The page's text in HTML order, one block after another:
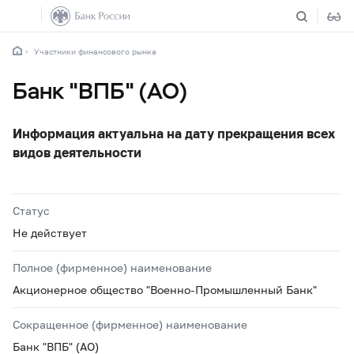
Участники финансового рынка
Банк "ВПБ" (АО)
Информация актуальна на дату прекращения всех
видов деятельности
Статус
Не действует
Полное (фирменное) наименование
Акционерное общество "Военно-Промышленный Банк"
Сокращенное (фирменное) наименование
Банк "ВПБ" (АО)